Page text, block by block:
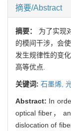
摘要/Abstract
摘要： 为了实现
的模间干涉，会
发生规律性的变
高等优点.
关键词: 石墨烯,
Abstract: In
optical fiber，
dislocation of